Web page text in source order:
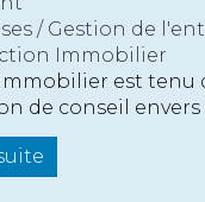
/ Gestion de
Immobilier
est tenu
de conseil envers